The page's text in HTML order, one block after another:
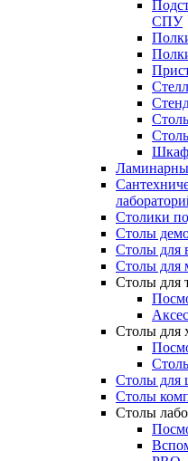
СПУ
Столики
Столы
Столы для
Столы для
Столы для
Столы для
Столы для
Столы
Столы